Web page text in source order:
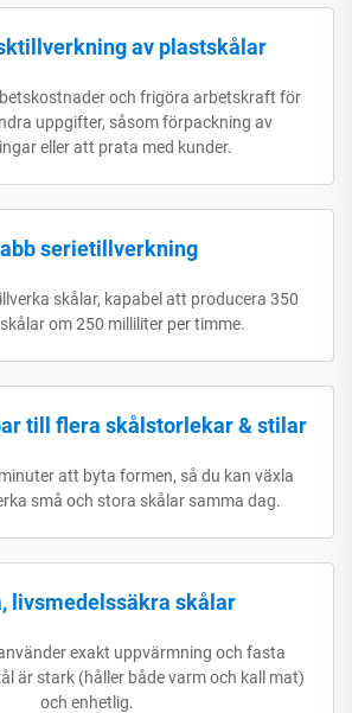
av plastskålar
och frigöra arbetskraft för
uppgifter, såsom förpackning av
eller att prata med kunder.
serietillverkning
skålar, kapabel att producera 350
om 250 milliliter per timme.
till flera skålstorlekar & stilar
att byta formen, så du kan växla
små och stora skålar samma dag.
livsmedelssäkra skålar
exakt uppvärmning och fasta
är stark (håller både varm och kall mat)
och enhetlig.